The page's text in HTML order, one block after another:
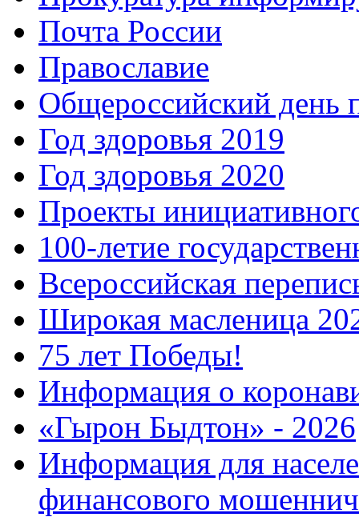
Почта России
Православие
Общероссийский день
Год здоровья 2019
Год здоровья 2020
Проекты
100-летие
Всероссийская
Широкая масленица
75 лет Победы!
Информация о
«Гырон Быдтон» - 2026
Информация для
финансового